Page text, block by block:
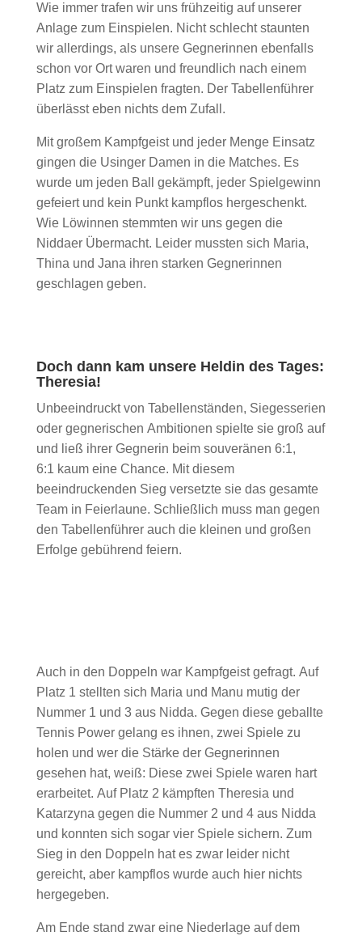
Wie immer trafen wir uns frühzeitig auf unserer
Anlage zum Einspielen. Nicht schlecht staunten
wir allerdings, als unsere Gegnerinnen ebenfalls
schon vor Ort waren und freundlich nach einem
Platz zum Einspielen fragten. Der Tabellenführer
überlässt eben nichts dem Zufall.
Mit großem Kampfgeist und jeder Menge Einsatz
gingen die Usinger Damen in die Matches. Es
wurde um jeden Ball gekämpft, jeder Spielgewinn
gefeiert und kein Punkt kampflos hergeschenkt.
Wie Löwinnen stemmten wir uns gegen die
Niddaer Übermacht. Leider mussten sich Maria,
Thina und Jana ihren starken Gegnerinnen
geschlagen geben.
Doch dann kam unsere Heldin des Tages:
Theresia!
Unbeeindruckt von Tabellenständen, Siegesserien
oder gegnerischen Ambitionen spielte sie groß auf
und ließ ihrer Gegnerin beim souveränen 6:1,
6:1 kaum eine Chance. Mit diesem
beeindruckenden Sieg versetzte sie das gesamte
Team in Feierlaune. Schließlich muss man gegen
den Tabellenführer auch die kleinen und großen
Erfolge gebührend feiern.
Auch in den Doppeln war Kampfgeist gefragt. Auf
Platz 1 stellten sich Maria und Manu mutig der
Nummer 1 und 3 aus Nidda. Gegen diese geballte
Tennis Power gelang es ihnen, zwei Spiele zu
holen und wer die Stärke der Gegnerinnen
gesehen hat, weiß: Diese zwei Spiele waren hart
erarbeitet. Auf Platz 2 kämpften Theresia und
Katarzyna gegen die Nummer 2 und 4 aus Nidda
und konnten sich sogar vier Spiele sichern. Zum
Sieg in den Doppeln hat es zwar leider nicht
gereicht, aber kampflos wurde auch hier nichts
hergegeben.
Am Ende stand zwar eine Niederlage auf dem